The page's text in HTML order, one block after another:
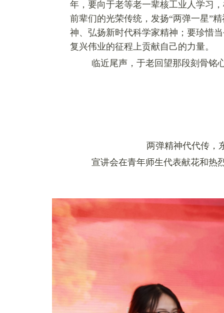
年，要向于老等老一辈核工业人学习
前辈们的光荣传统，发扬“两弹一星”
神、弘扬新时代科学家精神；要珍惜
复兴伟业的征程上贡献自己的力量。
临近尾声，于老回望那段刻骨铭
两弹精神代代传，
宣讲会在青年师生代表献花和热